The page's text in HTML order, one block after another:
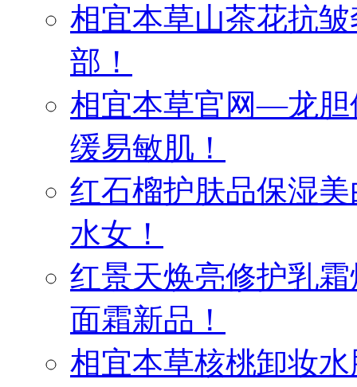
相宜本草山茶花抗
部！
相宜本草官网—龙胆
缓易敏肌！
红石榴护肤品保湿
水女！
红景天焕亮修护乳
面霜新品！
相宜本草核桃卸妆